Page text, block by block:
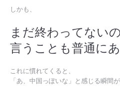
しかも、
まだ終わってない
言うことも普通に
これに慣れてくると、
「あ、中国っぽいな」と感じる瞬間